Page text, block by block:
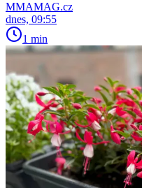
MMAMAG.cz
dnes, 09:55
1 min